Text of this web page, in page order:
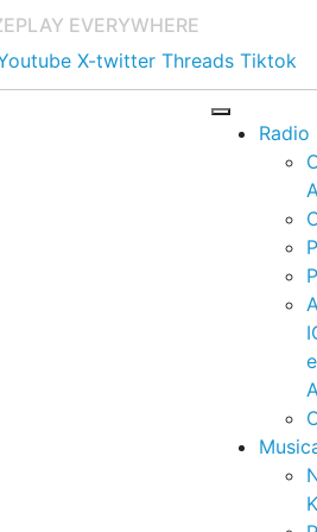
PLAY EVERYWHERE
X-twitter Threads Tiktok
Radio
e